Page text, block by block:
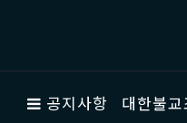
공지사항 대한불